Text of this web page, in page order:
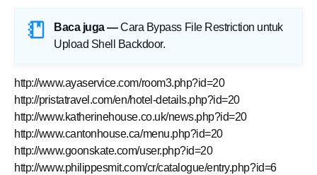
Baca juga — Cara Bypass File Restriction untuk
Upload Shell Backdoor.
http://www.ayaservice.com/room3.php?id=20
http://pristatravel.com/en/hotel-details.php?id=20
http://www.katherinehouse.co.uk/news.php?id=20
http://www.cantonhouse.ca/menu.php?id=20
http://www.goonskate.com/user.php?id=20
http://www.philippesmit.com/cr/catalogue/entry.php?id=6